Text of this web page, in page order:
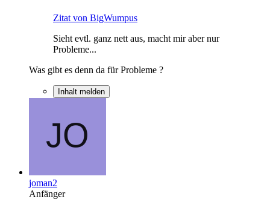
Zitat von BigWumpus
Sieht evtl. ganz nett aus, macht mir aber nur
Probleme...
Was gibt es denn da für Probleme ?
Inhalt melden
joman2
Anfänger